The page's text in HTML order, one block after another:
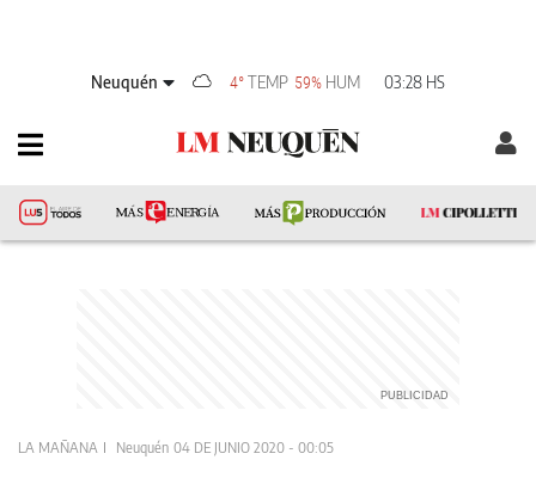
Neuquén 4°TEMP 59% HUM 03:28 HS
LA MAÑANA Neuquén 04 DE JUNIO 2020 - 00:05